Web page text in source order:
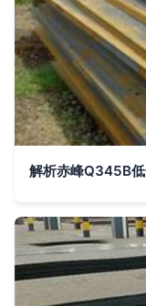
解析赤峰Q345B